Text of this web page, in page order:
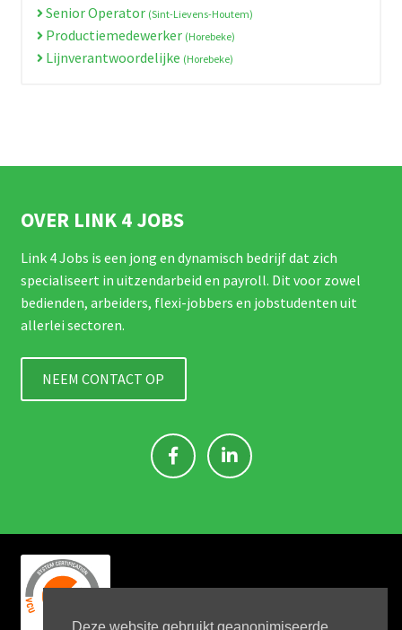
Senior Operator (Sint-Lievens-Houtem)
Productiemedewerker (Horebeke)
Lijnverantwoordelijke (Horebeke)
OVER LINK 4 JOBS
Link 4 Jobs is een jong en dynamisch bedrijf dat zich
specialiseert in uitzendarbeid en payroll. Dit voor zowel
bedienden, arbeiders, flexi-jobbers en jobstudenten uit
allerlei sectoren.
NEEM CONTACT OP